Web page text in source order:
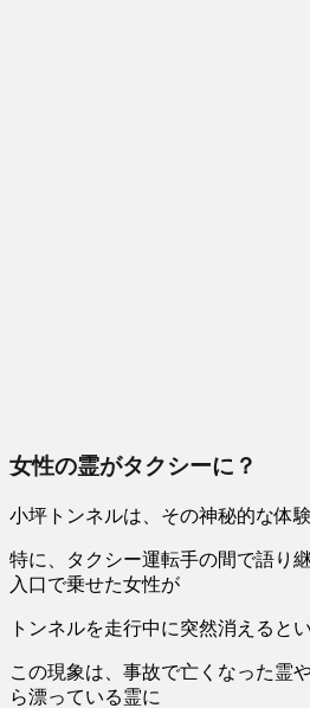
女性の霊がタクシーに？
小坪トンネルは、その神秘的な体
特に、タクシー運転手の間で語り
入口で乗せた女性が
トンネルを走行中に突然消える と
この現象は、事故で亡くなった霊
ら漂っている霊に